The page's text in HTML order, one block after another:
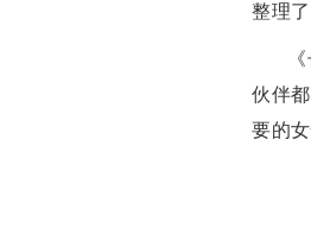
整理
伙伴
要的